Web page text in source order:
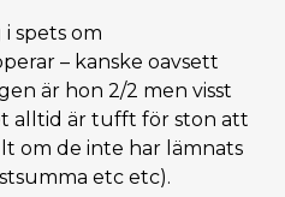
spets om
– kanske oavsett
är hon 2/2 men visst
alltid är tufft för ston att
om de inte har lämnats
etc etc).